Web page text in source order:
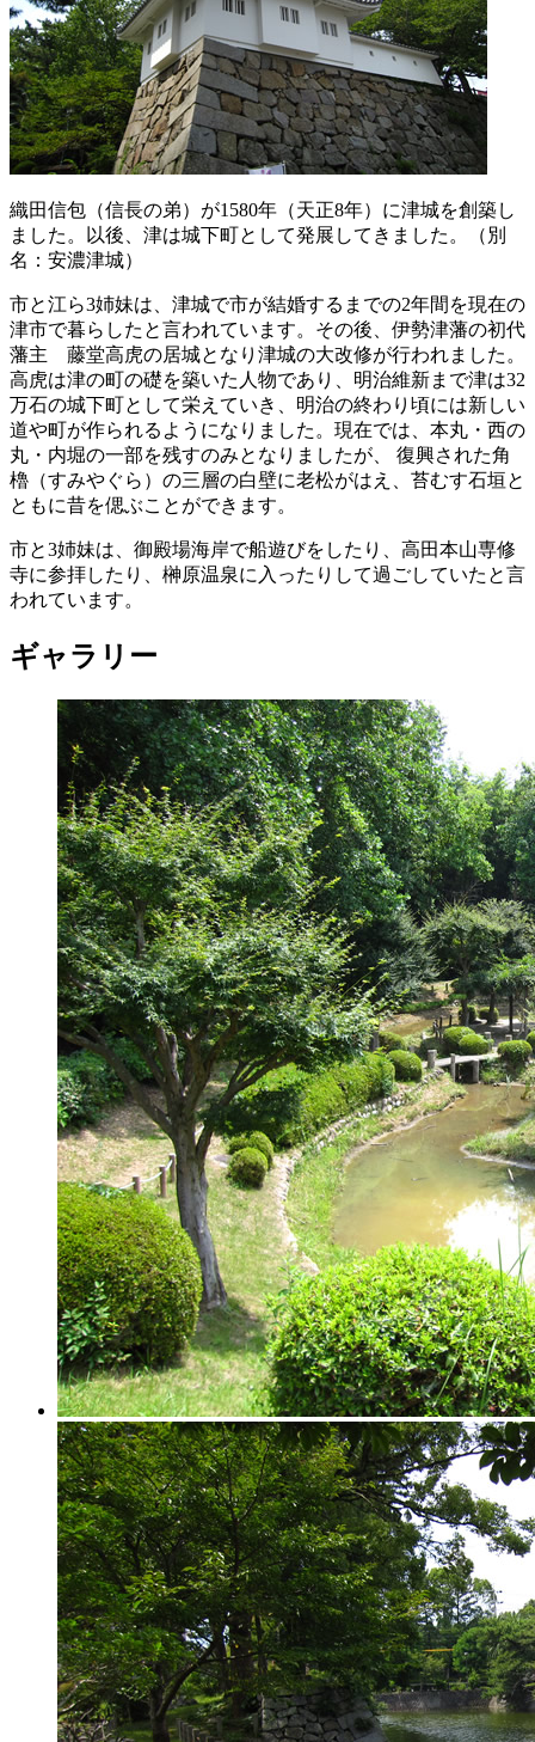
織田信包（信長の弟）が1580年（天正8年）に津城を創築し
ました。以後、津は城下町として発展してきました。（別
名：安濃津城）
市と江ら3姉妹は、津城で市が結婚するまでの2年間を現在の
津市で暮らしたと言われています。その後、伊勢津藩の初代
藩主 藤堂高虎の居城となり津城の大改修が行われました。
高虎は津の町の礎を築いた人物であり、明治維新まで津は32
万石の城下町として栄えていき、明治の終わり頃には新しい
道や町が作られるようになりました。現在では、本丸・西の
丸・内堀の一部を残すのみとなりましたが、 復興された角
櫓（すみやぐら）の三層の白壁に老松がはえ、苔むす石垣と
ともに昔を偲ぶことができます。
市と3姉妹は、御殿場海岸で船遊びをしたり、高田本山専修
寺に参拝したり、榊原温泉に入ったりして過ごしていたと言
われています。
ギャラリー